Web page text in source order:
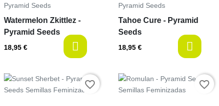
Pyramid Seeds
Watermelon Zkittlez -
Pyramid Seeds
18,95 € available
Pyramid Seeds
Tahoe Cure - Pyramid
Seeds
18,95 €
Precio favorite_border Precio favorite_border